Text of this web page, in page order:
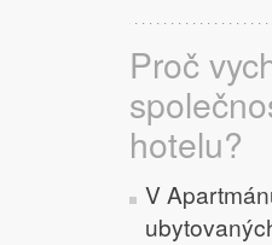
Proč
hotelu?
V